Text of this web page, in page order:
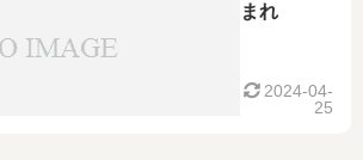
まれ
2024-04-
25